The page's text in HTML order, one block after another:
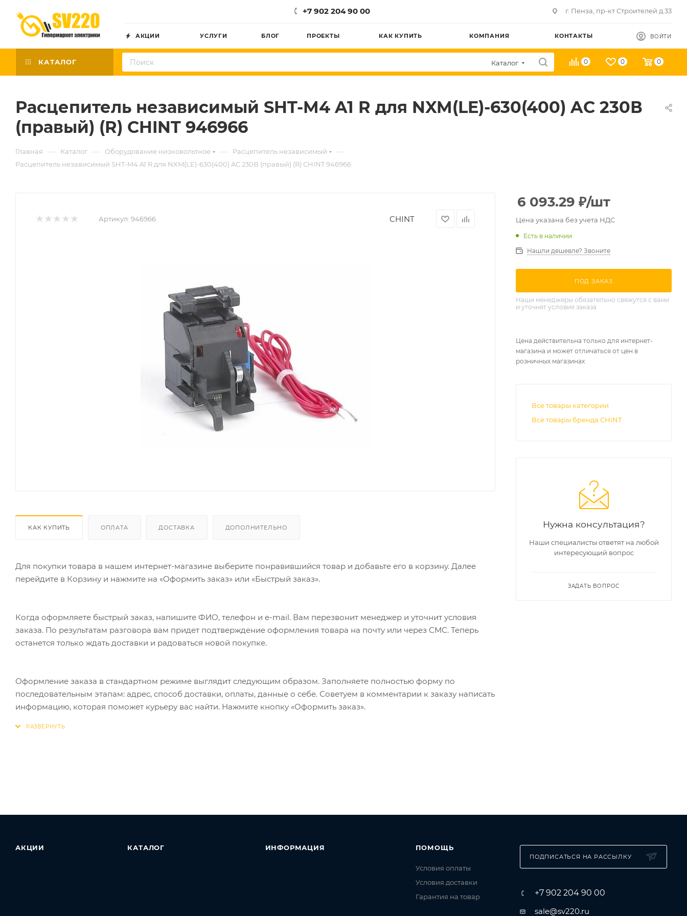
+7 902 204 90 00 г. Пенза, пр-кт Строителей д.33
АКЦИИ УСЛУГИ БЛОГ ПРОЕКТЫ КАК КУПИТЬ КОМПАНИЯ КОНТАКТЫ ВОЙТИ
КАТАЛОГ Каталог 0 0 0
Расцепитель независимый SHT-M4 A1 R для NXM(LE)-630(400) AC 230В
(правый) (R) CHINT 946966
Главная — Каталог — Оборудование низковольтное — Расцепитель независимый —
Расцепитель независимый SHT-M4 A1 R для NXM(LE)-630(400) AC 230В (правый) (R) CHINT 946966
Артикул: 946966 CHINT
КАК КУПИТЬ ОПЛАТА ДОСТАВКА ДОПОЛНИТЕЛЬНО
Для покупки товара в нашем интернет-магазине выберите понравившийся товар и добавьте его в корзину. Далее
перейдите в Корзину и нажмите на «Оформить заказ» или «Быстрый заказ».
Когда оформляете быстрый заказ, напишите ФИО, телефон и e-mail. Вам перезвонит менеджер и уточнит условия
заказа. По результатам разговора вам придет подтверждение оформления товара на почту или через СМС. Теперь
останется только ждать доставки и радоваться новой покупке.
Оформление заказа в стандартном режиме выглядит следующим образом. Заполняете полностью форму по
последовательным этапам: адрес, способ доставки, оплаты, данные о себе. Советуем в комментарии к заказу написать
информацию, которая поможет курьеру вас найти. Нажмите кнопку «Оформить заказ».
6 093.29 ₽/шт
Цена указана без учета НДС
Есть в наличии
Нашли дешевле? Звоните
ПОД ЗАКАЗ
Наши менеджеры обязательно свяжутся с вами
и уточнят условия заказа
Цена действительна только для интернет-
магазина и может отличаться от цен в
розничных магазинах
Все товары категории
Все товары бренда CHINT
Нужна консультация?
Наши специалисты ответят на любой
интересующий вопрос
ЗАДАТЬ ВОПРОС
АКЦИИ КАТАЛОГ ИНФОРМАЦИЯ ПОМОЩЬ
Условия оплаты
Условия доставки
Гарантия на товар
ПОДПИСАТЬСЯ НА РАССЫЛКУ
+7 902 204 90 00
sale@sv220.ru